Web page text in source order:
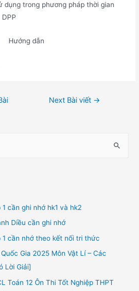
dụng trong phương pháp thời gian
Hướng dẫn
Next Bài viết →
cần ghi nhớ hk1 và hk2
Diều cần ghi nhớ
cần nhớ theo kết nối tri thức
Gia 2025 Môn Vật Lí – Các
Lời Giải]
Toán 12 Ôn Thi Tốt Nghiệp THPT